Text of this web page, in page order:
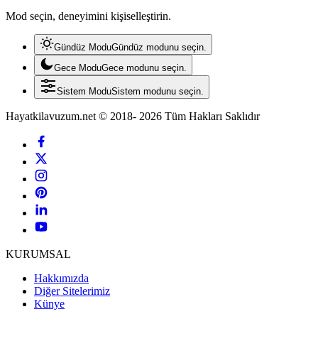
Mod seçin, deneyimini kişiselleştirin.
Gündüz ModuGündüz modunu seçin.
Gece ModuGece modunu seçin.
Sistem ModuSistem modunu seçin.
Hayatkilavuzum.net © 2018- 2026 Tüm Hakları Saklıdır
KURUMSAL
Hakkımızda
Diğer Sitelerimiz
Künye